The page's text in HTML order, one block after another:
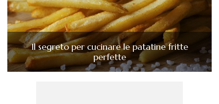
Il segreto per cucinare le patatine fritte
perfette